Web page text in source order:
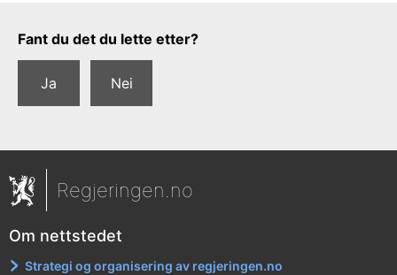
Tilbakemeldingsskjema
Fant du det du lette etter?
Ja Nei
Regjeringen.no
Om nettstedet
Strategi og organisering av regjeringen.no